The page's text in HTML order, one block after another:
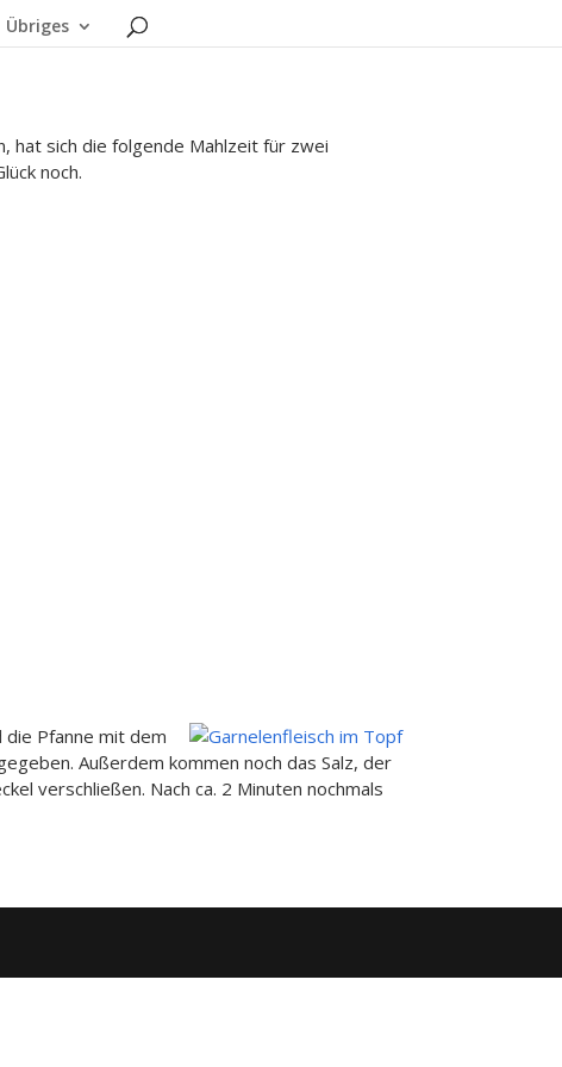
Übriges
hat sich die folgende Mahlzeit für zwei
noch.
die Pfanne mit dem
Außerdem kommen noch das Salz, der
verschließen. Nach ca. 2 Minuten nochmals